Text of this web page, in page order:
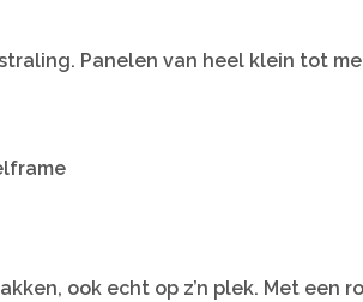
Panelen van heel klein tot
ook echt op z’n plek. Met een